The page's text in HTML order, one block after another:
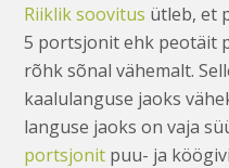
Riiklik soovitus ütleb, et
5 portsjonit ehk peotäit
rõhk sõnal vähemalt.
kaalulanguse jaoks
languse jaoks on vaja
portsjonit puu- ja